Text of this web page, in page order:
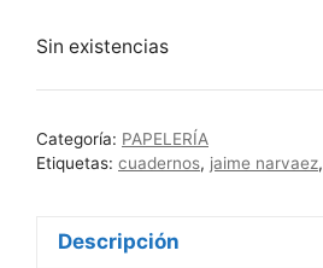
Sin existencias
Categoría: PAPELERÍA
Etiquetas: cuadernos, jaime narvaez,
Descripción